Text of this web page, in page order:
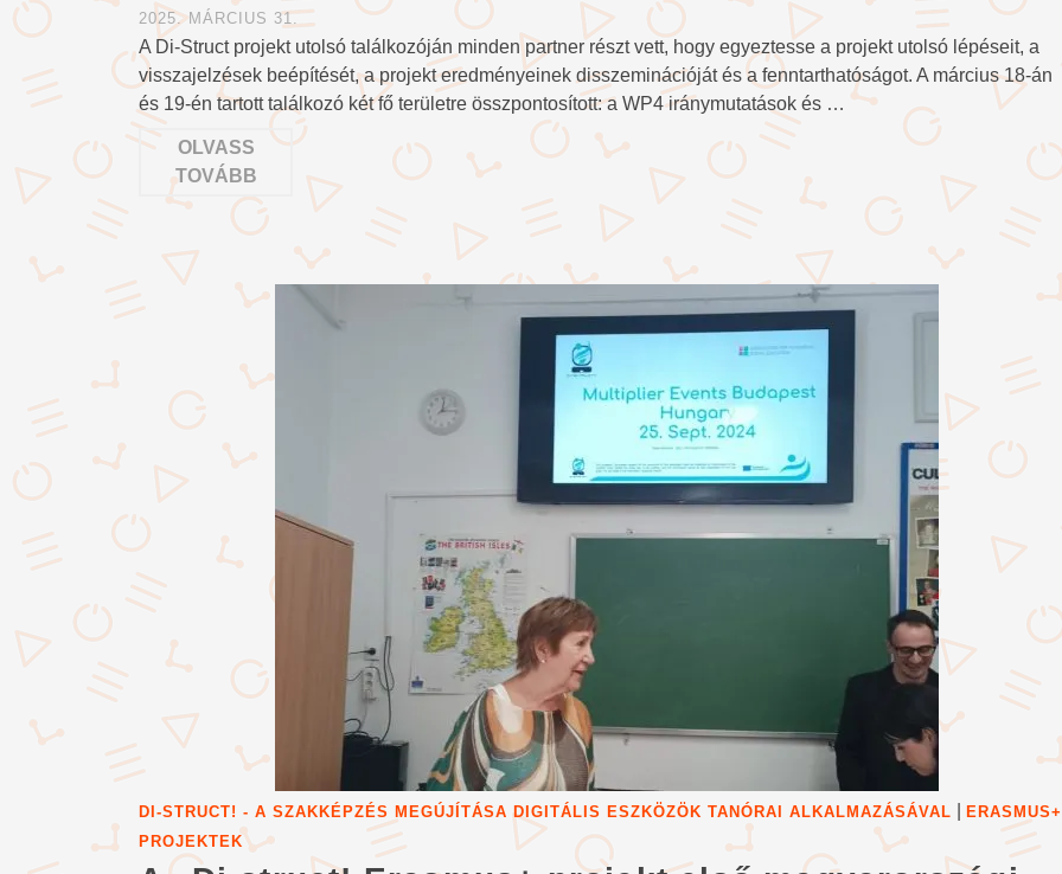
2025. MÁRCIUS 31.
A Di-Struct projekt utolsó találkozóján minden partner részt vett, hogy egyeztesse a projekt utolsó lépéseit, a
visszajelzések beépítését, a projekt eredményeinek disszeminációját és a fenntarthatóságot. A március 18-án
és 19-én tartott találkozó két fő területre összpontosított: a WP4 iránymutatások és …
OLVASS
TOVÁBB
DI-STRUCT! - A SZAKKÉPZÉS MEGÚJÍTÁSA DIGITÁLIS ESZKÖZÖK TANÓRAI ALKALMAZÁSÁVAL
ERASMUS+
PROJEKTEK